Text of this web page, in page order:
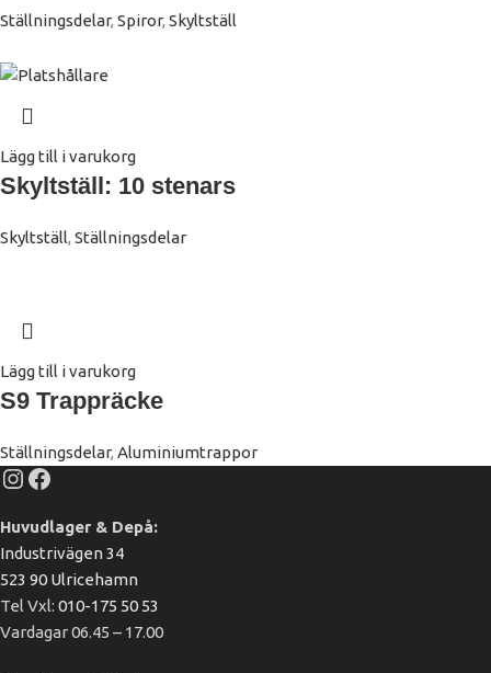
Ställningsdelar, Spiror, Skyltställ
Lägg till i varukorg
Skyltställ: 10 stenars
Skyltställ, Ställningsdelar
Lägg till i varukorg
S9 Trappräcke
Ställningsdelar, Aluminiumtrappor
Huvudlager & Depå:
Industrivägen 34
523 90 Ulricehamn
Tel Vxl: 010-175 50 53
Vardagar 06.45 – 17.00